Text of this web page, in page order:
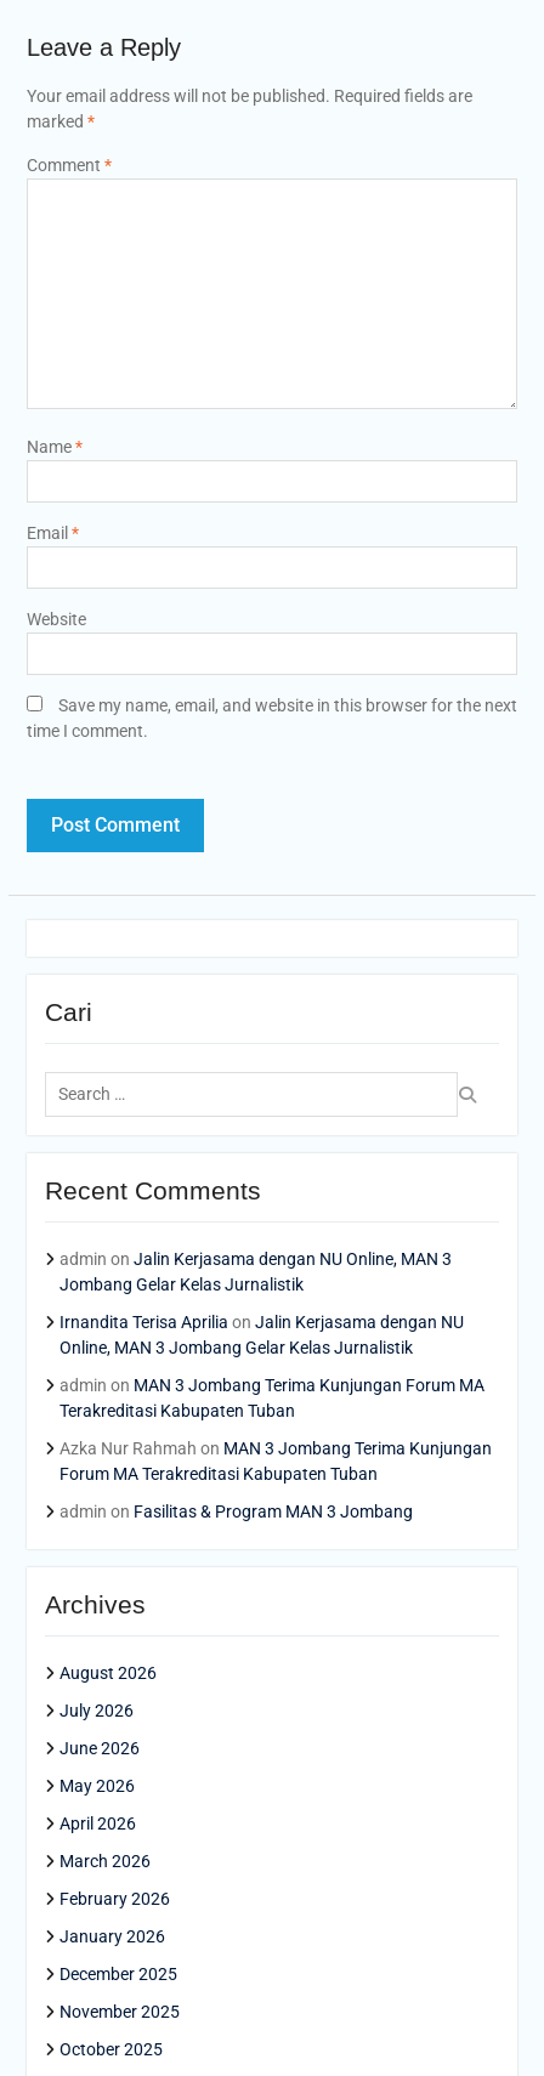
Leave a Reply
Your email address will not be published. Required fields are
marked *
Comment *
Name*
Email *
Website
Save my name, email, and website in this browser for the next
time I comment.
Cari
Search
for:
Recent Comments
admin on Jalin Kerjasama dengan NU Online, MAN 3
Jombang Gelar Kelas Jurnalistik
Irnandita Terisa Aprilia on Jalin Kerjasama dengan NU
Online, MAN 3 Jombang Gelar Kelas Jurnalistik
admin on MAN 3 Jombang Terima Kunjungan Forum MA
Terakreditasi Kabupaten Tuban
Azka Nur Rahmah on MAN 3 Jombang Terima Kunjungan
Forum MA Terakreditasi Kabupaten Tuban
admin on Fasilitas & Program MAN 3 Jombang
Archives
August 2026
July 2026
June 2026
May 2026
April 2026
March 2026
February 2026
January 2026
December 2025
November 2025
October 2025